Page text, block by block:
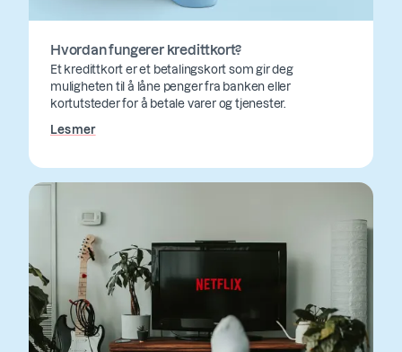
Hvordan fungerer kredittkort?
Et kredittkort er et betalingskort som gir deg
muligheten til å låne penger fra banken eller
kortutsteder for å betale varer og tjenester.
Les mer